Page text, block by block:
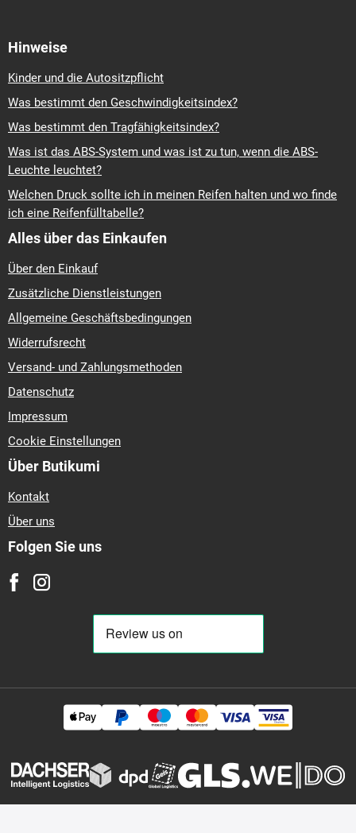
Hinweise
Kinder und die Autositzpflicht
Was bestimmt den Geschwindigkeitsindex?
Was bestimmt den Tragfähigkeitsindex?
Was ist das ABS-System und was ist zu tun, wenn die ABS-
Leuchte leuchtet?
Welchen Druck sollte ich in meinen Reifen halten und wo finde
ich eine Reifenfülltabelle?
Alles über das Einkaufen
Über den Einkauf
Zusätzliche Dienstleistungen
Allgemeine Geschäftsbedingungen
Widerrufsrecht
Versand- und Zahlungsmethoden
Datenschutz
Impressum
Cookie Einstellungen
Über Butikumi
Kontakt
Über uns
Folgen Sie uns